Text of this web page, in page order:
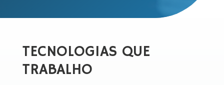
TECNOLOGIAS QUE
TRABALHO